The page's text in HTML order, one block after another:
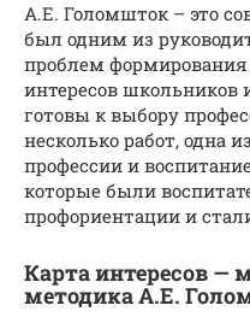
А.Е. Голомшток – это
был одним из
проблем
интересов школьников
готовы к выбору
несколько работ, одна
профессии и
которые были
профориентации и
Карта интересов —
методика А.Е.